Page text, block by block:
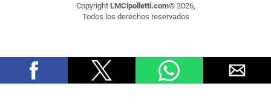
Copyright LMCipolletti.com© 2026,
Todos los derechos reservados